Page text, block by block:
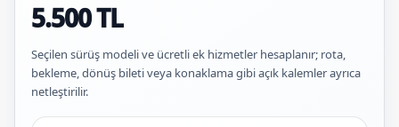
5.500 TL
Seçilen sürüş modeli ve ücretli ek hizmetler hesaplanır; rota,
bekleme, dönüş bileti veya konaklama gibi açık kalemler ayrıca
netleştirilir.